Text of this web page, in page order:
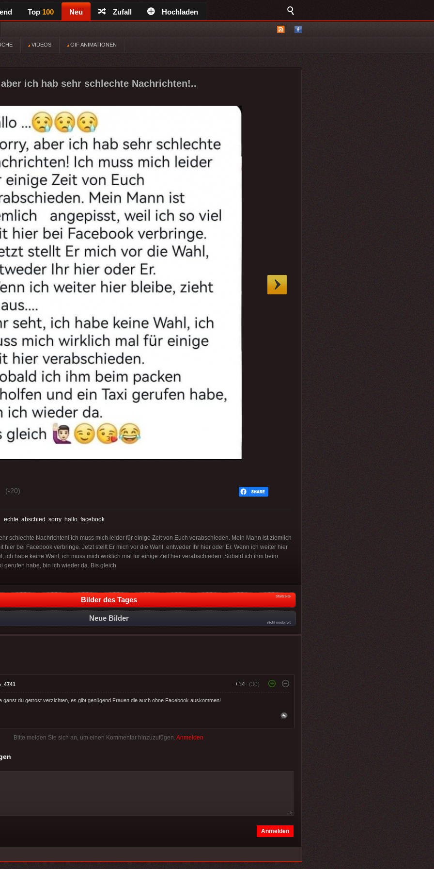
Top 100 Neu Zufall Hochladen
VIDEOS GIF ANIMATIONEN
ich hab sehr schlechte Nachrichten!..
(-20)
echte abschied sorry hallo facebook
schlechte Nachrichten! Ich muss mich leider für einige Zeit von Euch verabschieden. Mein Mann ist ziemlich
hier bei Facebook verbringe. Jetzt stellt Er mich vor die Wahl, entweder Ihr hier oder Er. Wenn ich weiter hier
ich habe keine Wahl, ich muss mich wirklich mal für einige Zeit hier verabschieden. Sobald ich ihm beim
gerufen habe, bin ich wieder da. Bis gleich
Bilder des Tages Startseite
Neue Bilder
nicht moderiert
+14 (30)
ganst du getrost verzichten, es gibt genügend Frauen die auch ohne Facebook auskommen!
Bitte melden Sie sich an, um einen Kommentar hinzuzufügen. Anmelden